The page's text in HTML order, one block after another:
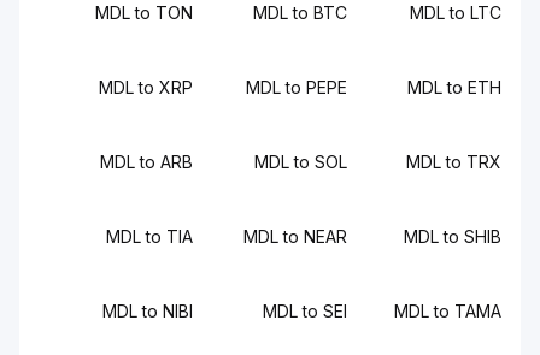
MDL to LTC
MDL to BTC
MDL to TON
MDL to ETH
MDL to PEPE
MDL to XRP
MDL to TRX
MDL to SOL
MDL to ARB
MDL to SHIB
MDL to NEAR
MDL to TIA
MDL to TAMA
MDL to SEI
MDL to NIBI